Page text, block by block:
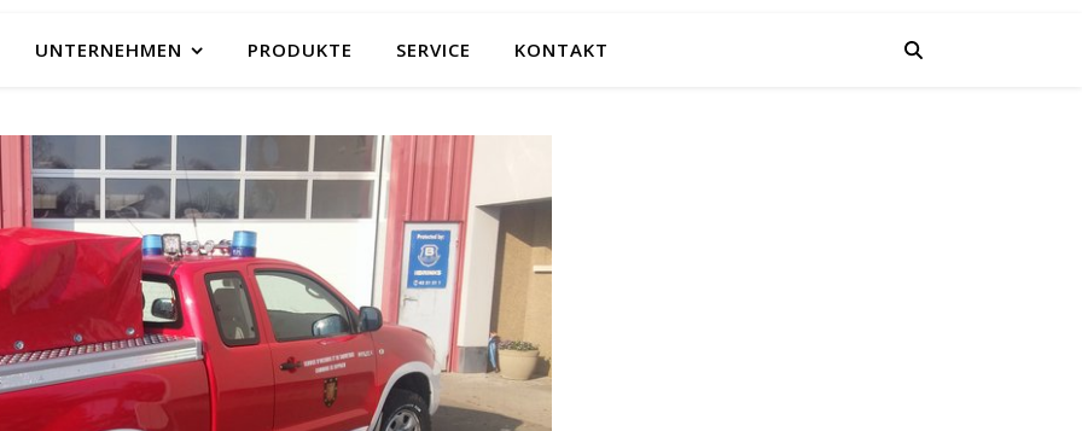
UNTERNEHMEN PRODUKTE SERVICE KONTAKT